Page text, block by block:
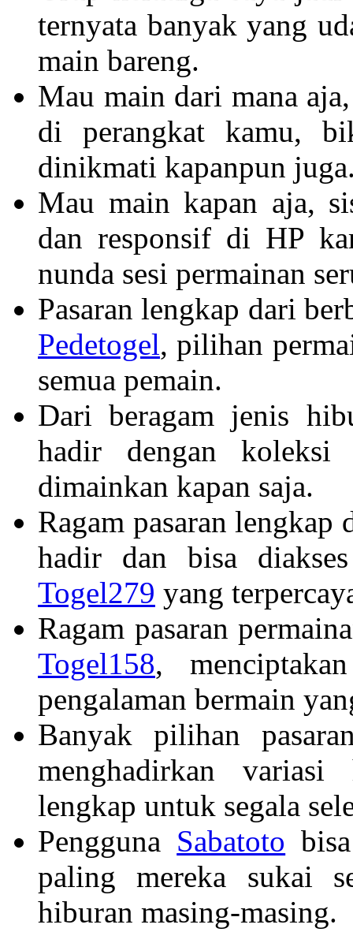
ternyata banyak yang
main bareng.
Mau main dari mana
di perangkat kamu,
dinikmati kapanpun
Mau main kapan aja,
dan responsif di HP
nunda sesi permainan
Pasaran lengkap dari
Pedetogel, pilihan
semua pemain.
Dari beragam jenis
hadir dengan koleksi
dimainkan kapan saja.
Ragam pasaran
hadir dan bisa
Togel279 yang
Ragam pasaran
Togel158,
pengalaman bermain
Banyak pilihan
menghadirkan
lengkap untuk segala
Pengguna Sabatoto
paling mereka sukai
hiburan masing-masing.